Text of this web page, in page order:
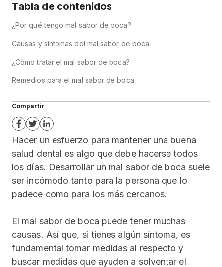
Tabla de contenidos
¿Por qué tengo mal sabor de boca?
Causas y síntomas del mal sabor de boca
¿Cómo tratar el mal sabor de boca?
Remedios para el mal sabor de boca
Compartir
Hacer un esfuerzo para mantener una buena
salud dental es algo que debe hacerse todos
los días. Desarrollar un mal sabor de boca suele
ser incómodo tanto para la persona que lo
padece como para los más cercanos.
El mal sabor de boca puede tener muchas
causas. Así que, si tienes algún síntoma, es
fundamental tomar medidas al respecto y
buscar medidas que ayuden a solventar el